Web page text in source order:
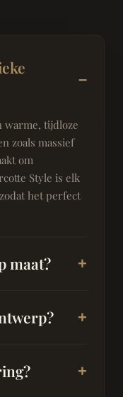
warme, tijdloze
zoals massief
om
Style is elk
het perfect
maat?